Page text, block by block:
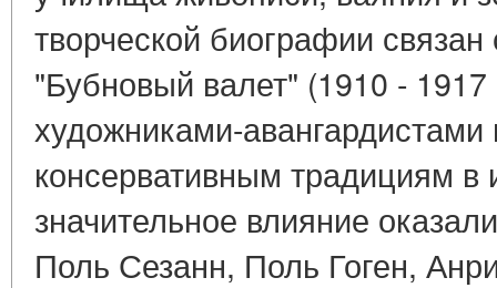
творческой биографии
"Бубновый валет" (1910 -
художниками-авангардистами
консервативным традициям в
значительное влияние
Поль Сезанн, Поль Гоген,